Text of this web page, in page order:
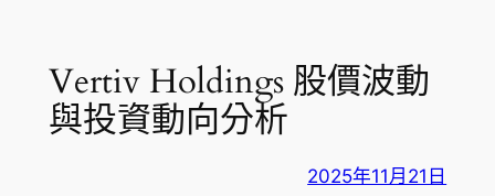
Vertiv Holdings 股價波動
與投資動向分析
2025年11月21日